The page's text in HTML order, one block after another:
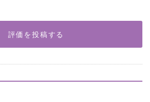
評価を投稿する